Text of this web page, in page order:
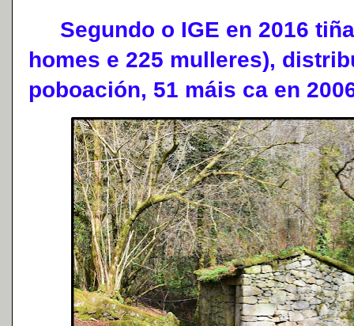
Segundo o IGE en 2016
homes e 225 mulleres),
poboación, 51 máis ca en